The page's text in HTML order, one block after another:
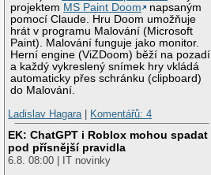
projektem MS Paint Doom
napsaným
pomocí Claude. Hru Doom umožňuje
hrát v programu Malování (Microsoft
Paint). Malování funguje jako monitor.
Herní engine (ViZDoom) běží na pozadí
a každý vykreslený snímek hry vkládá
automaticky přes schránku (clipboard)
do Malování.
Ladislav Hagara| Komentářů: 4
EK: ChatGPT i Roblox mohou spadat
pod přísnější pravidla
6.8. 08:00 | IT novinky